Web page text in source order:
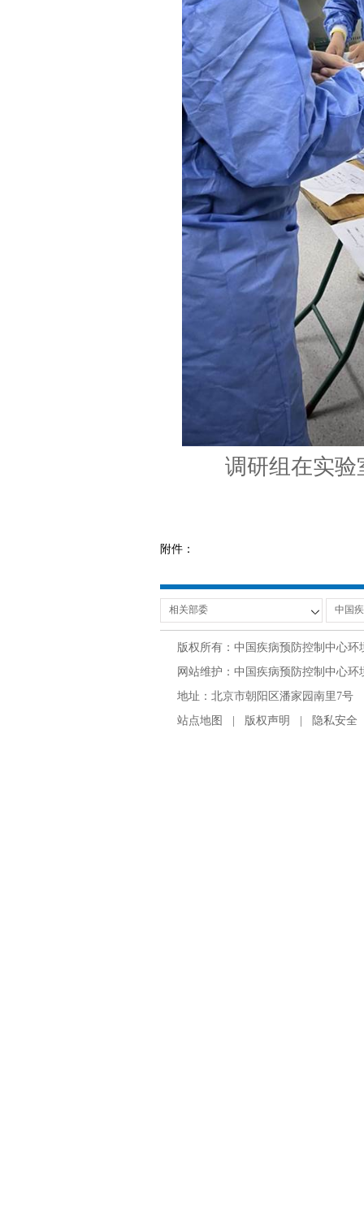
调研组在实
附件：
版权所有：中国疾病预防控制中心环
网站维护：中国疾病预防控制中心
地址：北京市朝阳区潘家园南里7号
站点地图
版权声明 隐私安全